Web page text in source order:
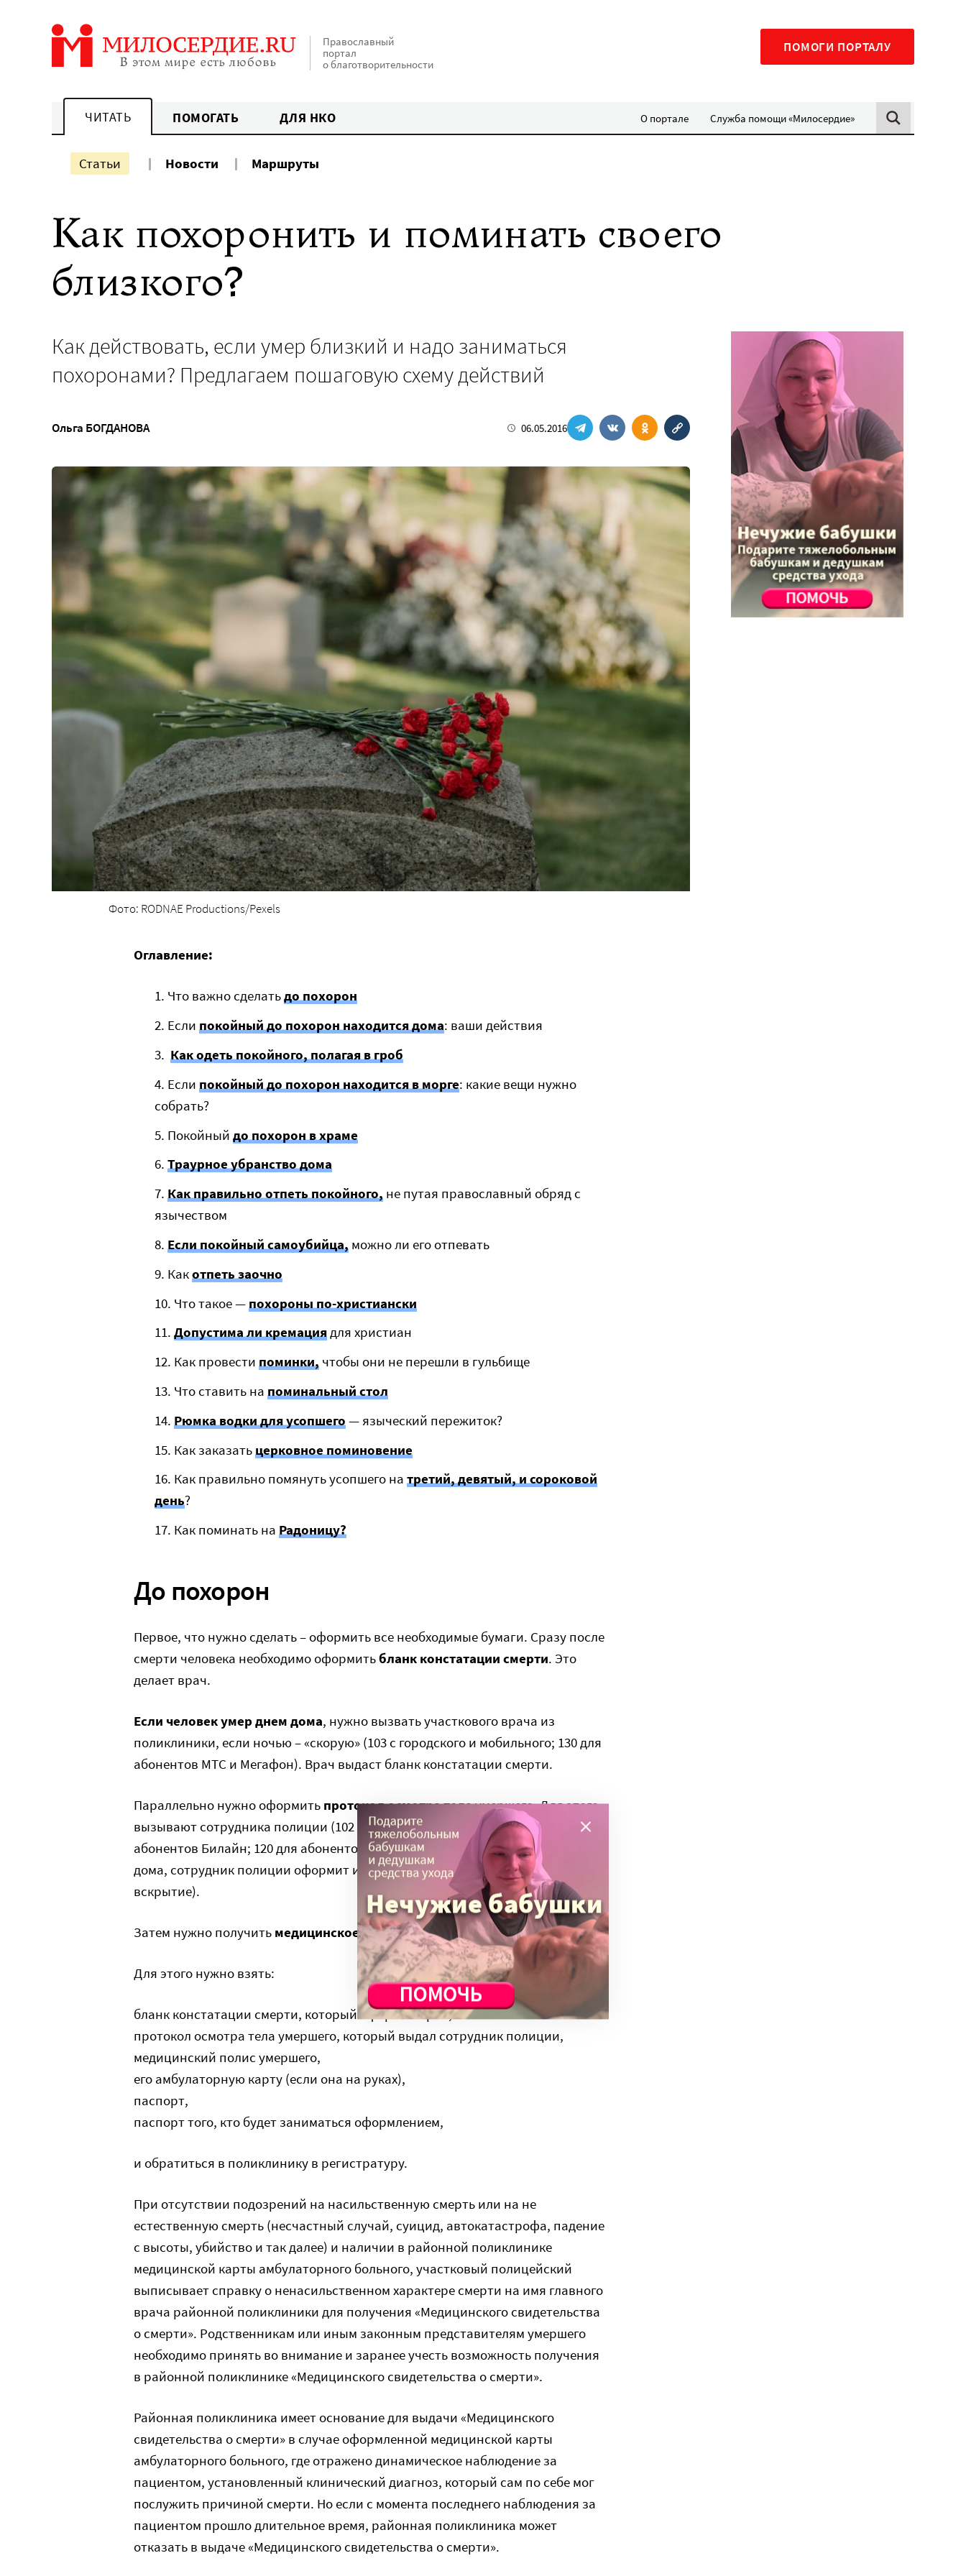
Православный
портал
о благотворительности
ПОМОГИ ПОРТАЛУ
ЧИТАТЬ ПОМОГАТЬ ДЛЯ НКО О портале Служба помощи «Милосердие»
Статьи Новости Маршруты
Как похоронить и поминать своего
близкого?
Как действовать, если умер близкий и надо заниматься
похоронами? Предлагаем пошаговую схему действий
Ольга БОГДАНОВА 06.05.2016
Фото: RODNAE Productions/Pexels
Оглавление:
Что важно сделатьдо похорон
Если покойный до похорон находится дома: ваши действия
Как одеть покойного, полагая в гроб
Если покойный до похорон находится в морге: какие вещи нужно
собрать?
Покойный до похорон в храме
Траурное убранство дома
Как правильно отпеть покойного,не путая православный обряд с
язычеством
Если покойный самоубийца, можно ли его отпевать
Какотпеть заочно
Что такое — похороны по-христиански
Допустима ли кремациядля христиан
Как провести поминки, чтобы они не перешли в гульбище
Что ставить на поминальный стол
Рюмка водки для усопшего — языческий пережиток?
Как заказать церковное поминовение
Как правильно помянуть усопшего на третий, девятый, и сороковой
день?
Как поминать на Радоницу?
До похорон
Первое, что нужно сделать – оформить все необходимые бумаги. Сразу после
смерти человека необходимо оформитьбланк констатации смерти. Это
делает врач.
Если человек умер днем дома, нужно вызвать участкового врача из
поликлиники, если ночью – «скорую» (103 с городского и мобильного; 130 для
абонентов МТС и Мегафон). Врач выдаст бланк констатации смерти.
Параллельно нужно оформить протокол осмотра телаумершего. Для этого
вызывают сотрудника полиции (102 с городского; с мобильного 102 для
абонентов Билайн; 120 для абонентов МТС и Мегафон). Если человек умер не
дома, сотрудник полиции оформит и направление на судебно-медицинское
вскрытие).
Затем нужно получить медицинское свидетельство о смерти.
Для этого нужно взять:
бланк констатации смерти, который оформил врач,
протокол осмотра тела умершего, который выдал сотрудник полиции,
медицинский полис умершего,
его амбулаторную карту (если она на руках),
паспорт,
паспорт того, кто будет заниматься оформлением,
и обратиться в поликлинику в регистратуру.
При отсутствии подозрений на насильственную смерть или на не
естественную смерть (несчастный случай, суицид, автокатастрофа, падение
с высоты, убийство и так далее) и наличии в районной поликлинике
медицинской карты амбулаторного больного, участковый полицейский
выписывает справку о ненасильственном характере смерти на имя главного
врача районной поликлиники для получения «Медицинского свидетельства
о смерти». Родственникам или иным законным представителям умершего
необходимо принять во внимание и заранее учесть возможность получения
в районной поликлинике «Медицинского свидетельства о смерти».
Районная поликлиника имеет основание для выдачи «Медицинского
свидетельства о смерти» в случае оформленной медицинской карты
амбулаторного больного, где отражено динамическое наблюдение за
пациентом, установленный клинический диагноз, который сам по себе мог
послужить причиной смерти. Но если с момента последнего наблюдения за
пациентом прошло длительное время, районная поликлиника может
отказать в выдаче «Медицинского свидетельства о смерти».